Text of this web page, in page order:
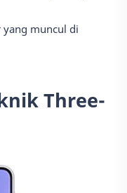
yang muncul di
Three-